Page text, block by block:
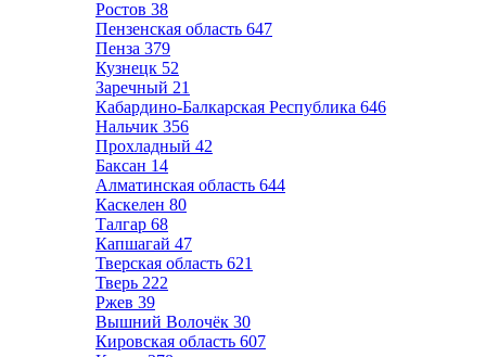
Ростов 38
Пензенская область 647
Пенза 379
Кузнецк 52
Заречный 21
Кабардино-Балкарская Республика 646
Нальчик 356
Прохладный 42
Баксан 14
Алматинская область 644
Каскелен 80
Талгар 68
Капшагай 47
Тверская область 621
Тверь 222
Ржев 39
Вышний Волочёк 30
Кировская область 607